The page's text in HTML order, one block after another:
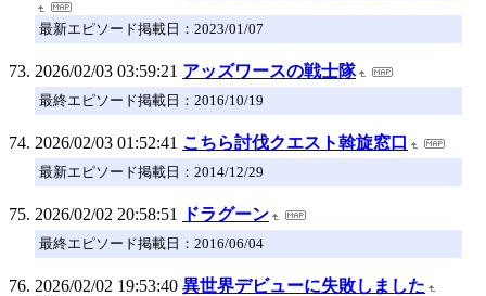
最新エピソード掲載日：2023/01/07
2026/02/03 03:59:21 アッズワースの戦士隊
最終エピソード掲載日：2016/10/19
2026/02/03 01:52:41 こちら討伐クエスト斡旋窓口
最新エピソード掲載日：2014/12/29
2026/02/02 20:58:51 ドラグーン
最終エピソード掲載日：2016/06/04
2026/02/02 19:53:40 異世界デビューに失敗しました